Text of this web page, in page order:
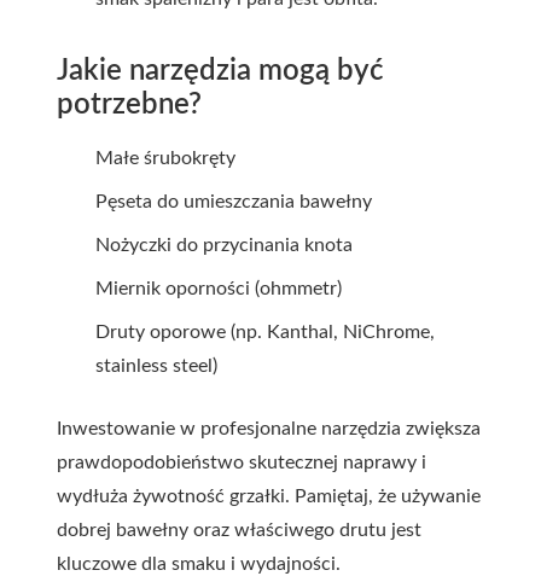
Jakie narzędzia mogą być
potrzebne?
Małe śrubokręty
Pęseta do umieszczania bawełny
Nożyczki do przycinania knota
Miernik oporności (ohmmetr)
Druty oporowe (np. Kanthal, NiChrome,
stainless steel)
Inwestowanie w profesjonalne narzędzia zwiększa
prawdopodobieństwo skutecznej naprawy i
wydłuża żywotność grzałki. Pamiętaj, że używanie
dobrej bawełny oraz właściwego drutu jest
kluczowe dla smaku i wydajności.